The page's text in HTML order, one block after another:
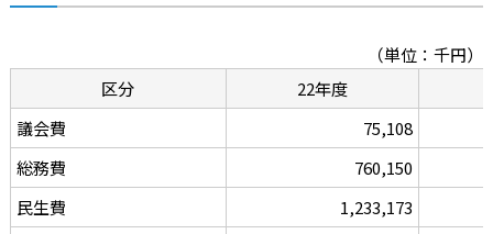
（単位：千円）
区分
22年度
議会費
75,108
総務費
760,150
民生費
1,233,173